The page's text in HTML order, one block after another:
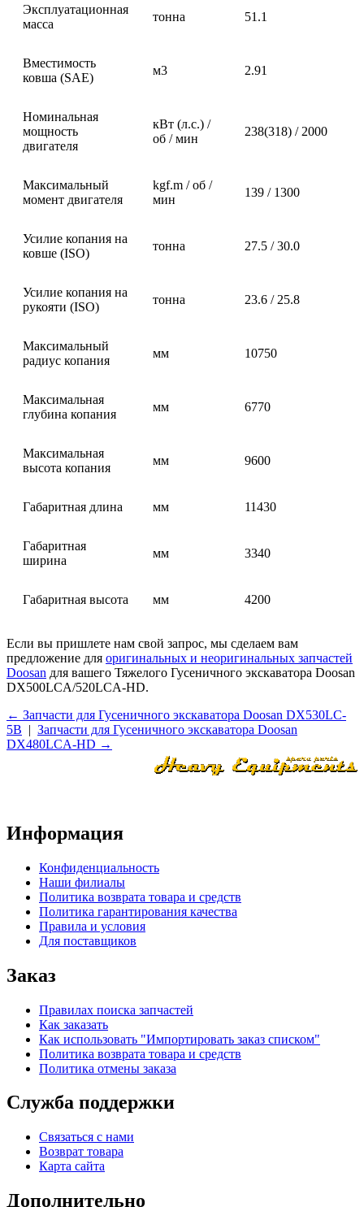
Эксплуатационная
масса
тонна 51.1
Вместимость
ковша (SAE)
м3 2.91
Номинальная
мощность
двигателя
кВт (л.с.) /
об / мин
238(318) / 2000
Максимальный
момент двигателя
kgf.m / об /
мин
139 / 1300
Усилие копания на
ковше (ISO)
тонна 27.5 / 30.0
Усилие копания на
рукояти (ISO)
тонна 23.6 / 25.8
Максимальный
радиус копания
мм 10750
Максимальная
глубина копания
мм 6770
Максимальная
высота копания
мм 9600
Габаритная длина мм 11430
Габаритная
ширина
мм 3340
Габаритная высота мм 4200
Если вы пришлете нам свой запрос, мы сделаем вам
предложение для оригинальных и неоригинальных запчастей
Doosan для вашего Тяжелого Гусеничного экскаватора Doosan
DX500LCA/520LCA-HD.
← Запчасти для Гусеничного экскаватора Doosan DX530LC-
5B | Запчасти для Гусеничного экскаватора Doosan
DX480LCA-HD →
Информация
Конфиденциальность
Наши филиалы
Политика возврата товара и средств
Политика гарантирования качества
Правила и условия
Для поставщиков
Заказ
Правилах поиска запчастей
Как заказать
Как использовать "Импортировать заказ списком"
Политика возврата товара и средств
Политика отмены заказа
Служба поддержки
Связаться с нами
Возврат товара
Карта сайта
Дополнительно